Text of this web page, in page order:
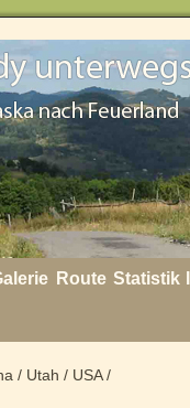
Route Statistik
/ Utah / USA /